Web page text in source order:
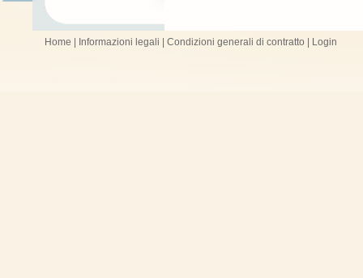
Home Informazioni legali Condizioni generali di contratto Login